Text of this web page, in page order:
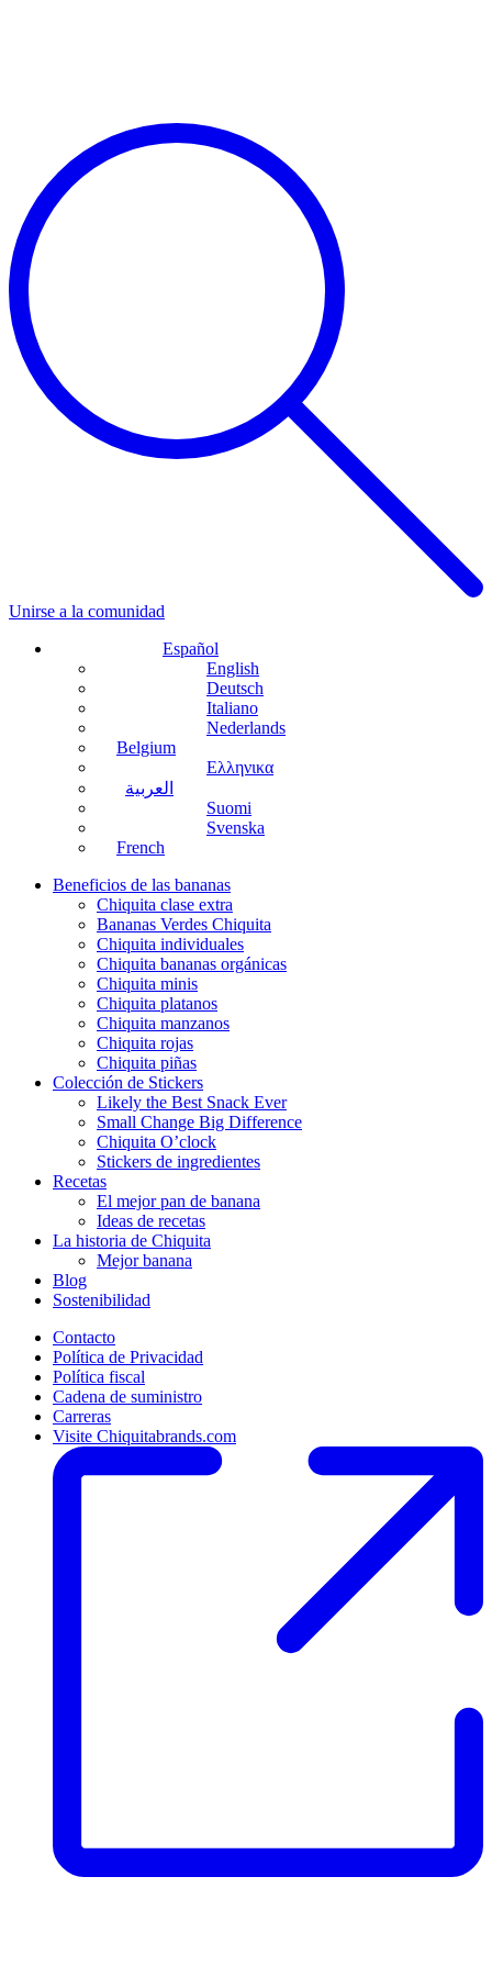
Unirse a la comunidad
Español
English
Deutsch
Italiano
Nederlands
Belgium
Ελληνικα
العربية
Suomi
Svenska
French
Beneficios de las bananas
Chiquita clase extra
Bananas Verdes Chiquita
Chiquita individuales
Chiquita bananas orgánicas
Chiquita minis
Chiquita platanos
Chiquita manzanos
Chiquita rojas
Chiquita piñas
Colección de Stickers
Likely the Best Snack Ever
Small Change Big Difference
Chiquita O’clock
Stickers de ingredientes
Recetas
El mejor pan de banana
Ideas de recetas
La historia de Chiquita
Mejor banana
Blog
Sostenibilidad
Contacto
Política de Privacidad
Política fiscal
Cadena de suministro
Carreras
Visite Chiquitabrands.com